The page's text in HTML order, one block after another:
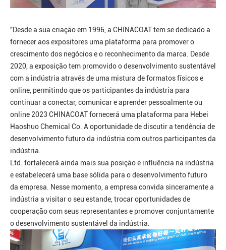
"Desde a sua criação em 1996, a CHINACOAT tem se dedicado a
fornecer aos expositores uma plataforma para promover o
crescimento dos negócios e o reconhecimento da marca. Desde
2020, a exposição tem promovido o desenvolvimento sustentável
com a indústria através de uma mistura de formatos físicos e
online, permitindo que os participantes da indústria para
continuar a conectar, comunicar e aprender pessoalmente ou
online 2023 CHINACOAT fornecerá uma plataforma para Hebei
Haoshuo Chemical Co. A oportunidade de discutir a tendência de
desenvolvimento futuro da indústria com outros participantes da
indústria.
Ltd. fortalecerá ainda mais sua posição e influência na indústria
e estabelecerá uma base sólida para o desenvolvimento futuro
da empresa. Nesse momento, a empresa convida sinceramente a
indústria a visitar o seu estande, trocar oportunidades de
cooperação com seus representantes e promover conjuntamente
o desenvolvimento sustentável da indústria.